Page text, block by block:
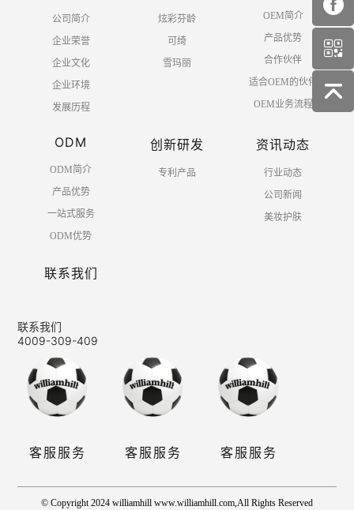
公司简介
企业荣誉
企业文化
企业环境
发展历程
炫彩芬龄
可绮
雪玛丽
OEM简介
产品优势
合作伙伴
适合OEM的伙伴
OEM业务流程
ODM
ODM简介
产品优势
一站式服务
ODM优势
创新研发
专利产品
资讯动态
行业动态
公司新闻
美妆护肤
联系我们
联系我们
4009-309-409
客服服务 客服服务 客服服务
© Copyright 2024 williamhill www.williamhill.com,All Rights Reserved